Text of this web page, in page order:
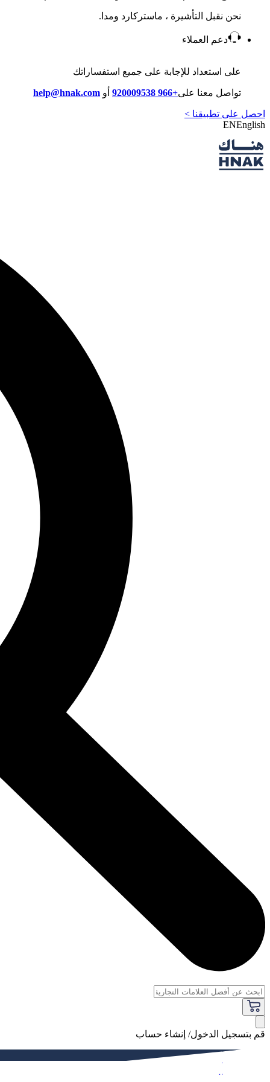
نحن نقبل التأشيرة ، ماستركارد ومدا.
دعم العملاء
على استعداد للإجابة على جميع استفساراتك
تواصل معنا على+966 920009538 أو help@hnak.com
احصل على تطبيقنا >
ENEnglish
قم بتسجيل الدخول/ إنشاء حساب
فاخر
النساء
الرجال